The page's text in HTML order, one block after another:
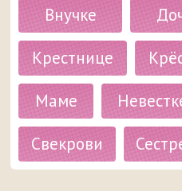
Внучке
Крестнице
Маме
Свекрови